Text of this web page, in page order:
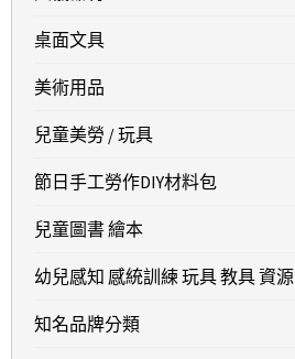
桌面文具
美術用品
兒童美勞 / 玩具
節日手工勞作DIY材料包
兒童圖書 繪本
幼兒感知 感統訓練 玩具 教具 資源
知名品牌分類